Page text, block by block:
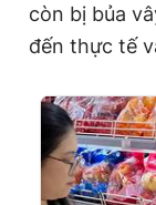
còn bị bủa
đến thực tế